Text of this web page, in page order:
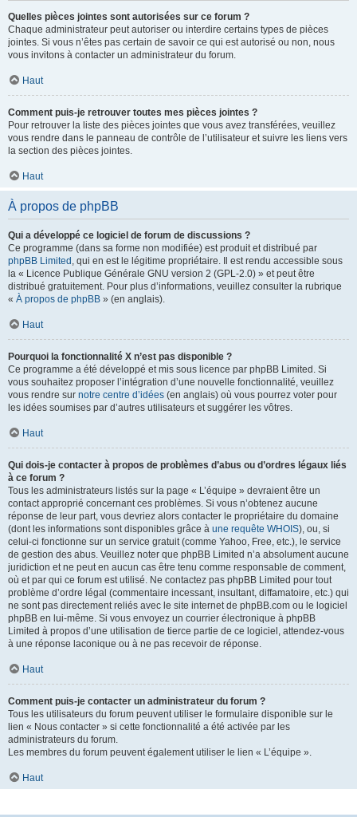
Quelles pièces jointes sont autorisées sur ce forum ?
Chaque administrateur peut autoriser ou interdire certains types de pièces
jointes. Si vous n’êtes pas certain de savoir ce qui est autorisé ou non, nous
vous invitons à contacter un administrateur du forum.
Haut
Comment puis-je retrouver toutes mes pièces jointes ?
Pour retrouver la liste des pièces jointes que vous avez transférées, veuillez
vous rendre dans le panneau de contrôle de l’utilisateur et suivre les liens vers
la section des pièces jointes.
Haut
À propos de phpBB
Qui a développé ce logiciel de forum de discussions ?
Ce programme (dans sa forme non modifiée) est produit et distribué par
phpBB Limited , qui en est le légitime propriétaire. Il est rendu accessible sous
la « Licence Publique Générale GNU version 2 (GPL-2.0) » et peut être
distribué gratuitement. Pour plus d’informations, veuillez consulter la rubrique
« À propos de phpBB » (en anglais).
Haut
Pourquoi la fonctionnalité X n’est pas disponible ?
Ce programme a été développé et mis sous licence par phpBB Limited. Si
vous souhaitez proposer l’intégration d’une nouvelle fonctionnalité, veuillez
vous rendre sur notre centre d’idées (en anglais) où vous pourrez voter pour
les idées soumises par d’autres utilisateurs et suggérer les vôtres.
Haut
Qui dois-je contacter à propos de problèmes d’abus ou d’ordres légaux liés
à ce forum ?
Tous les administrateurs listés sur la page « L’équipe » devraient être un
contact approprié concernant ces problèmes. Si vous n’obtenez aucune
réponse de leur part, vous devriez alors contacter le propriétaire du domaine
(dont les informations sont disponibles grâce à une requête WHOIS), ou, si
celui-ci fonctionne sur un service gratuit (comme Yahoo, Free, etc.), le service
de gestion des abus. Veuillez noter que phpBB Limited n’a absolument aucune
juridiction et ne peut en aucun cas être tenu comme responsable de comment,
où et par qui ce forum est utilisé. Ne contactez pas phpBB Limited pour tout
problème d’ordre légal (commentaire incessant, insultant, diffamatoire, etc.) qui
ne sont pas directement reliés avec le site internet de phpBB.com ou le logiciel
phpBB en lui-même. Si vous envoyez un courrier électronique à phpBB
Limited à propos d’une utilisation de tierce partie de ce logiciel, attendez-vous
à une réponse laconique ou à ne pas recevoir de réponse.
Haut
Comment puis-je contacter un administrateur du forum ?
Tous les utilisateurs du forum peuvent utiliser le formulaire disponible sur le
lien « Nous contacter » si cette fonctionnalité a été activée par les
administrateurs du forum.
Les membres du forum peuvent également utiliser le lien « L’équipe ».
Haut